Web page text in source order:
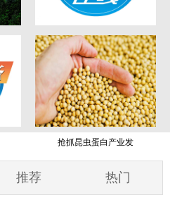
蒋泓峰：论少儿阶段
抢抓昆虫蛋白产业发
推荐 热门